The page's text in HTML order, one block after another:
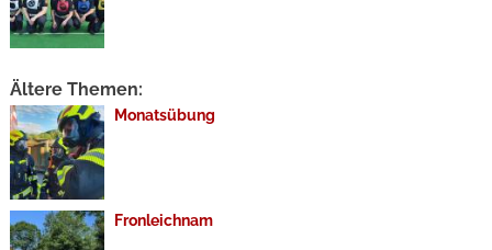
Ältere Themen:
Monatsübung
Fronleichnam